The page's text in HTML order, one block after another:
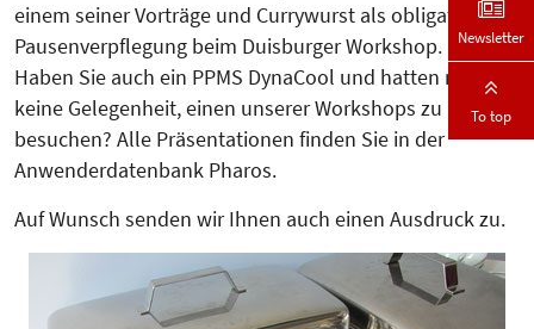
einem seiner Vorträge und Currywurst als obligatorische
Pausenverpflegung beim Duisburger Workshop.
Haben Sie auch ein PPMS DynaCool und hatten noch
keine Gelegenheit, einen unserer Workshops zu
besuchen? Alle Präsentationen finden Sie in der
Anwenderdatenbank Pharos.
Auf Wunsch senden wir Ihnen auch einen Aus­­druck zu.
Newsletter
To top